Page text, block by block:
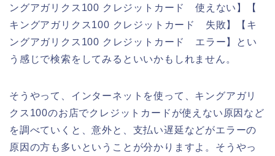
ングアガリクス100 クレジットカード 使えない】【
キングアガリクス100 クレジットカード 失敗】【キ
ングアガリクス100 クレジットカード エラー】とい
う感じで検索をしてみるといいかもしれません。
そうやって、インターネットを使って、キングアガリ
クス100のお店でクレジットカードが使えない原因など
を調べていくと、意外と、支払い遅延などがエラーの
原因の方も多いということが分かりますよ。そうやっ